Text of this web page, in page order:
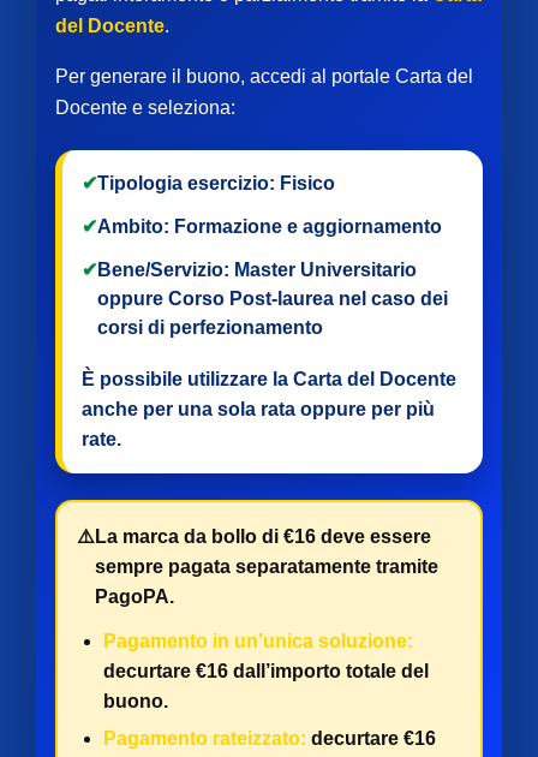
del Docente.
Per generare il buono, accedi al portale Carta del
Docente e seleziona:
✔Tipologia esercizio: Fisico
✔Ambito: Formazione e aggiornamento
✔ Bene/Servizio: Master Universitario
oppure Corso Post-laurea nel caso dei
corsi di perfezionamento
È possibile utilizzare la Carta del Docente
anche per una sola rata oppure per più
rate.
⚠️ La marca da bollo di €16 deve essere
sempre pagata separatamente tramite
PagoPA.
Pagamento in un’unica soluzione:
decurtare €16 dall’importo totale del
buono.
Pagamento rateizzato: decurtare €16